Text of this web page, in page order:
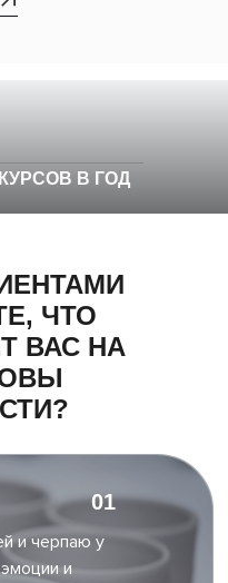
КУРСОВ В ГОД
ЧТО
ВАС НА
и черпаю у
и
01